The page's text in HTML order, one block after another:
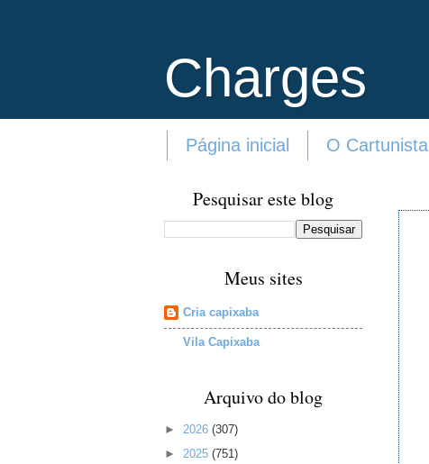
Charges
Página inicial O Cartunista
Pesquisar este blog
Meus sites
Cria capixaba
Vila Capixaba
Arquivo do blog
► 2026 (307)
► 2025 (751)